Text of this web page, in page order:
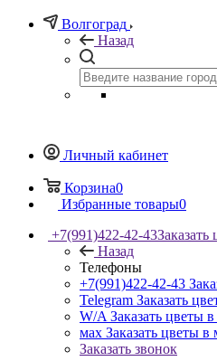
Волгоград
Назад
Личный кабинет
Корзина0
Избранные товары0
+7(991)422-42-43
Назад
Телефоны
+7(991)422-42-43
Telegram Заказать
W/A Заказать цветы
мах Заказать цветы в
Заказать звонок